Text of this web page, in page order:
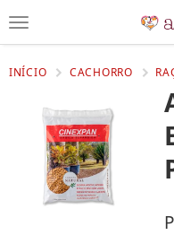
INÍCIO CACHORRO